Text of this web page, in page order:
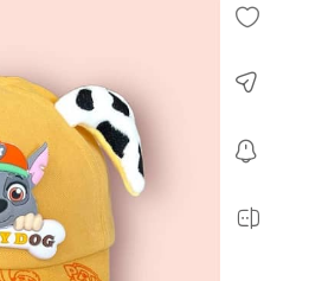
لوازم حمام نوزاد
لوازم اتاق نوزاد و کودک
اسباب بازی دخترانه و پسرانه